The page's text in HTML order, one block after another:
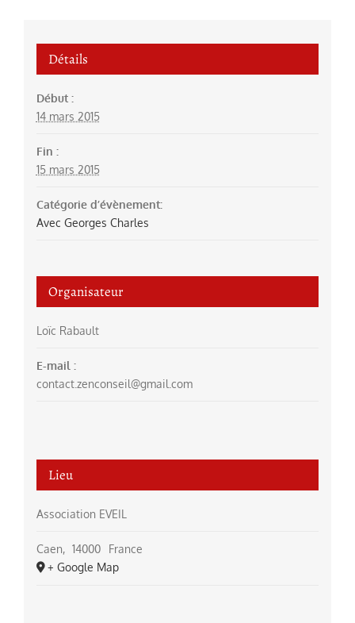
Détails
Début :
14 mars 2015
Fin :
15 mars 2015
Catégorie d’évènement:
Avec Georges Charles
Organisateur
Loïc Rabault
E-mail :
contact.zenconseil@gmail.com
Lieu
Association EVEIL
Caen, 14000
France
+ Google Map